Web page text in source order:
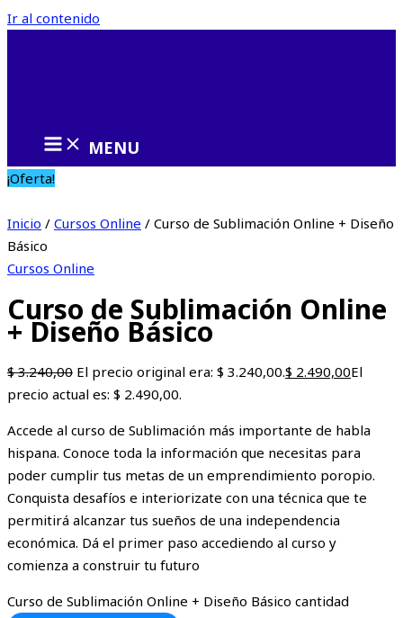
Ir al contenido
MENU
¡Oferta!
Inicio / Cursos Online / Curso de Sublimación Online + Diseño
Básico
Cursos Online
Curso de Sublimación Online
+ Diseño Básico
$3.240,00 El precio original era: $ 3.240,00.$ 2.490,00El
precio actual es: $ 2.490,00.
Accede al curso de Sublimación más importante de habla
hispana. Conoce toda la información que necesitas para
poder cumplir tus metas de un emprendimiento poropio.
Conquista desafíos e interiorizate con una técnica que te
permitirá alcanzar tus sueños de una independencia
económica. Dá el primer paso accediendo al curso y
comienza a construir tu futuro
Curso de Sublimación Online + Diseño Básico cantidad